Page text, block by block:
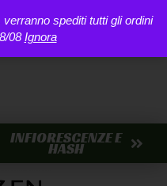
spediti tutti gli ordini
08Ignora
INFIORESCENZE E
HASH